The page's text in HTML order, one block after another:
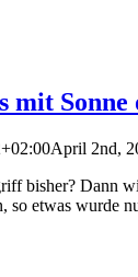
mit
April 2nd,
bisher? Dann
so etwas wurde